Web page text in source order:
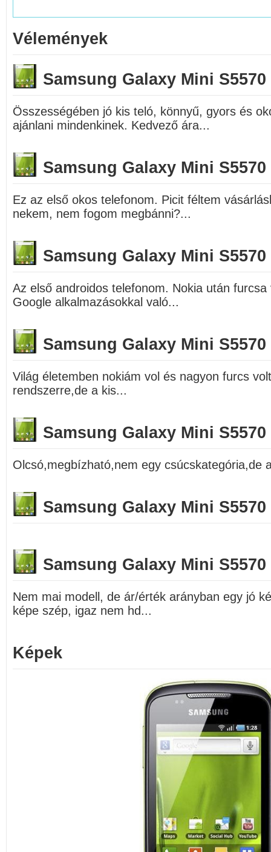
Vélemények
Samsung Galaxy Mini S5570
Összességében jó kis teló, könnyű, gyors és
ajánlani mindenkinek. Kedvező ára...
Samsung Galaxy Mini S5570
Ez az első okos telefonom. Picit féltem
nekem, nem fogom megbánni?...
Samsung Galaxy Mini S5570
Az első androidos telefonom. Nokia után
Google alkalmazásokkal való...
Samsung Galaxy Mini S5570
Világ életemben nokiám vol és nagyon furcs
rendszerre,de a kis...
Samsung Galaxy Mini S5570
Olcsó,megbízható,nem egy csúcskategória,de
Samsung Galaxy Mini S5570
Samsung Galaxy Mini S5570
Nem mai modell, de ár/érték arányban egy jó
képe szép, igaz nem hd...
Képek